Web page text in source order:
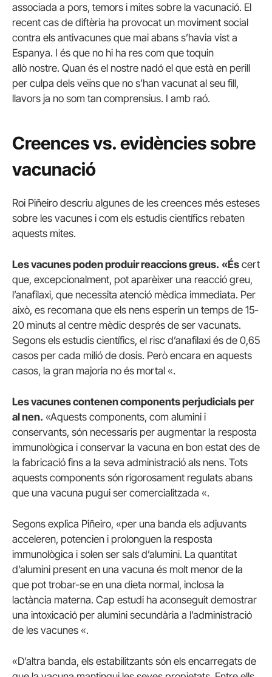
associada a pors, temors i mites sobre la vacunació. El
recent cas de diftèria ha provocat un moviment social
contra els antivacunes que mai abans s’havia vist a
Espanya. I és que no hi ha res com que toquin
allò nostre. Quan és el nostre nadó el que està en perill
per culpa dels veïns que no s’han vacunat al seu fill,
llavors ja no som tan comprensius. I amb raó.
Creences vs. evidències sobre
vacunació
Roi Piñeiro descriu algunes de les creences més esteses
sobre les vacunes i com els estudis científics rebaten
aquests mites.
Les vacunes poden produir reaccions greus. «És cert
que, excepcionalment, pot aparèixer una reacció greu,
l’anafilaxi, que necessita atenció mèdica immediata. Per
això, es recomana que els nens esperin un temps de 15-
20 minuts al centre mèdic després de ser vacunats.
Segons els estudis científics, el risc d’anafilaxi és de 0,65
casos per cada milió de dosis. Però encara en aquests
casos, la gran majoria no és mortal «.
Les vacunes contenen components perjudicials per
al nen. «Aquests components, com alumini i
conservants, són necessaris per augmentar la resposta
immunològica i conservar la vacuna en bon estat des de
la fabricació fins a la seva administració als nens. Tots
aquests components són rigorosament regulats abans
que una vacuna pugui ser comercialitzada «.
Segons explica Piñeiro, «per una banda els adjuvants
acceleren, potencien i prolonguen la resposta
immunològica i solen ser sals d’alumini. La quantitat
d’alumini present en una vacuna és molt menor de la
que pot trobar-se en una dieta normal, inclosa la
lactància materna. Cap estudi ha aconseguit demostrar
una intoxicació per alumini secundària a l’administració
de les vacunes «.
«D’altra banda, els estabilitzants són els encarregats de